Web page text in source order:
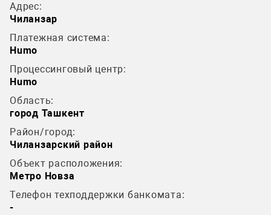
Адрес:
Чиланзар
Платежная система:
Humo
Процессинговый центр:
Humo
Область:
город Ташкент
Район/город:
Чиланзарский район
Объект расположения:
Метро Новза
Телефон техподдержки банкомата:
-